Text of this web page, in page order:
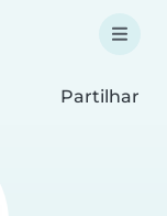
Partilhar